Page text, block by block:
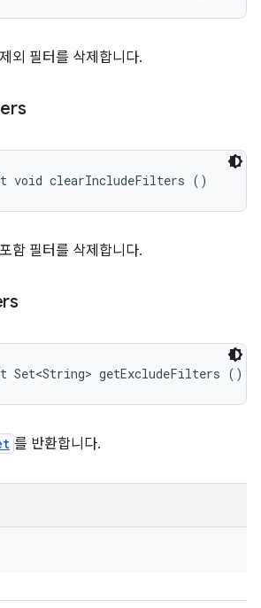
외 필터를 삭제합니다.
void clearIncludeFilters ()
함 필터를 삭제합니다.
Set<String> getExcludeFilters ()
를 반환합니다.